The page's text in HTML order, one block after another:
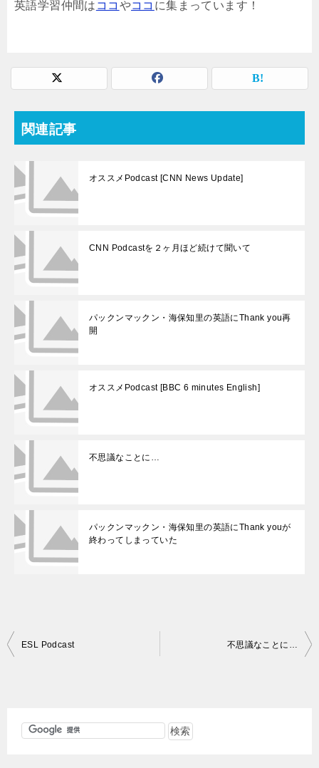
英語学習仲間は ココ やココ に集まっています！
関連記事
オススメPodcast [CNN News Update]
CNN Podcastを２ヶ月ほど続けて聞いて
パックンマックン・海保知里の英語にThank you再
開
オススメPodcast [BBC 6 minutes English]
不思議なことに…
パックンマックン・海保知里の英語にThank youが
終わってしまっていた
投
ESL Podcast 不思議なことに…